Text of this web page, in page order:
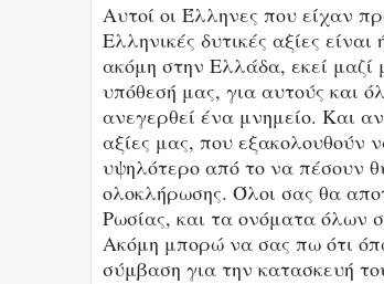
Αυτοί οι Έλληνες που είχαν
Ελληνικές δυτικές αξίες
ακόμη στην Ελλάδα, εκεί
υπόθεσή μας, για αυτούς και
ανεγερθεί ένα μνημείο. Και
αξίες μας, που εξακολουθούν
υψηλότερο από το να πέσουν
ολοκλήρωσης. Όλοι σας θα
Ρωσίας, και τα ονόματα
Ακόμη μπορώ να σας πω ότι
σύμβαση για την κατασκευή